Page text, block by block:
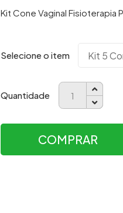
Kit Cone Vaginal Fisioterapia
Selecione o item
Quantidade
COMPRAR